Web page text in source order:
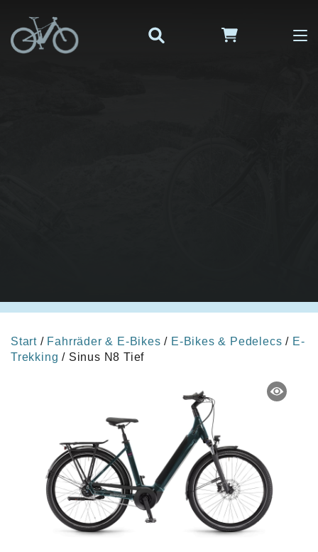
Start / Fahrräder & E-Bikes / E-Bikes & Pedelecs / E-
Trekking / Sinus N8 Tief